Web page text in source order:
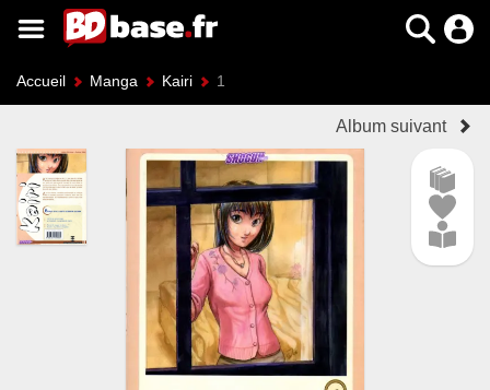
Accueil Manga Kairi 1
Album suivant